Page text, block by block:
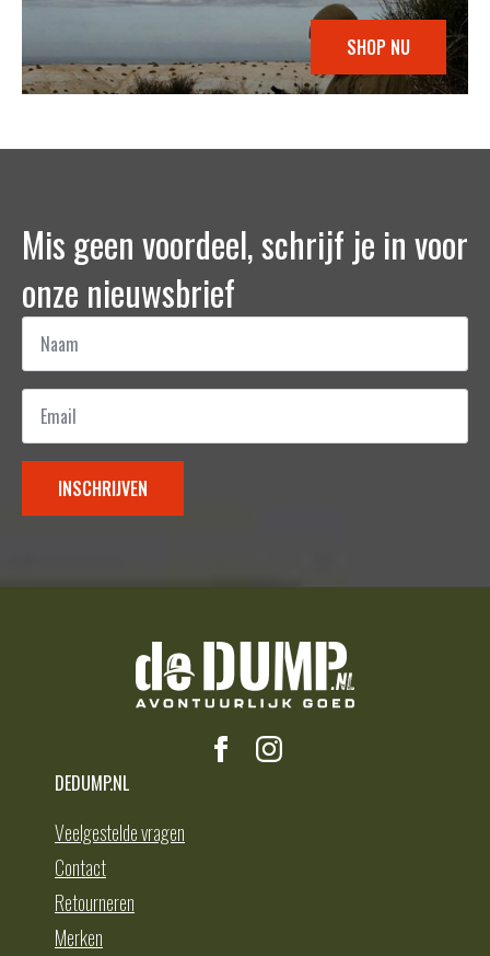
SHOP NU
Mis geen voordeel, schrijf je in voor
onze nieuwsbrief
Naam
Email
INSCHRIJVEN
DEDUMP.NL
Veelgestelde vragen
Contact
Retourneren
Merken